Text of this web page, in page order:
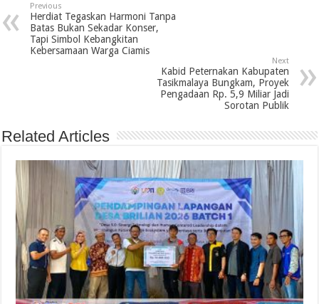
Previous
Herdiat Tegaskan Harmoni Tanpa
Batas Bukan Sekadar Konser,
Tapi Simbol Kebangkitan
Kebersamaan Warga Ciamis
Next
Kabid Peternakan Kabupaten
Tasikmalaya Bungkam, Proyek
Pengadaan Rp. 5,9 Miliar Jadi
Sorotan Publik
Related Articles